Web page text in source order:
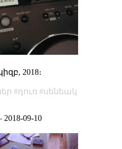
2018։
դուռ
սենեակ
2018-09-10